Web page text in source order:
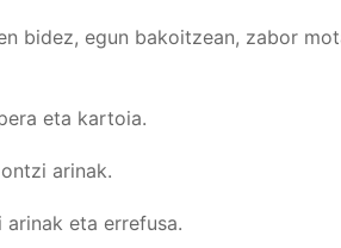
bidez, egun bakoitzean, zabor
eta kartoia.
arinak.
arinak eta errefusa.